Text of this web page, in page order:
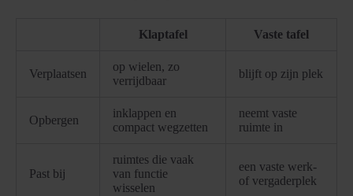
Klaptafel Vaste tafel
Verplaatsen
op wielen, zo
verrijdbaar
blijft op zijn plek
Opbergen
inklappen en
compact wegzetten
neemt vaste
ruimte in
Past bij
ruimtes die vaak
van functie
wisselen
een vaste werk-
of vergaderplek